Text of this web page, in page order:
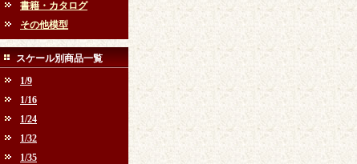
書籍・カタログ
その他模型
スケール別商品一覧
1/9
1/16
1/24
1/32
1/35